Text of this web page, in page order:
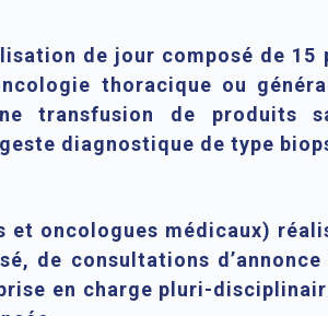
de jour composé de
thoracique ou
transfusion de produits
diagnostique de type
et oncologues médicaux)
de consultations
en charge pluri-